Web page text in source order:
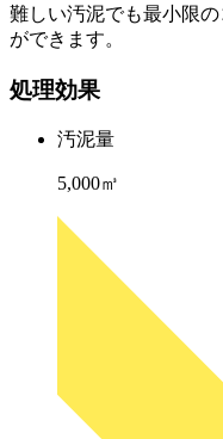
難しい汚泥でも最小限
ができます。
処理効果
汚泥量
5,000㎥